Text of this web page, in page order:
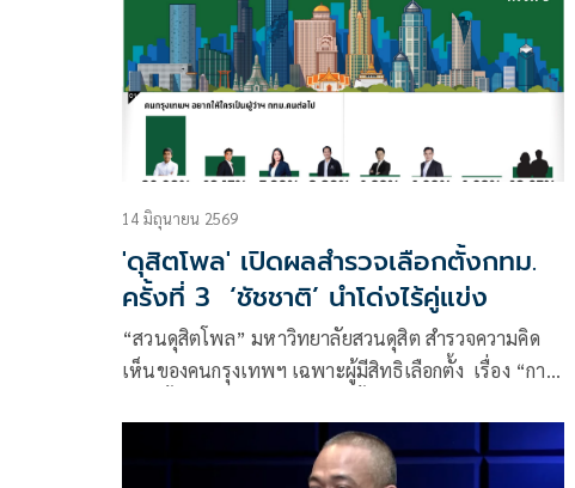
14 มิถุนายน 2569
'ดุสิตโพล' เปิดผลสำรวจเลือกตั้งกทม.
ครั้งที่ 3 ‘ชัชชาติ’ นำโด่งไร้คู่แข่ง
“สวนดุสิตโพล” มหาวิทยาลัยสวนดุสิต สำรวจความคิด
เห็นของคนกรุงเทพฯ เฉพาะผู้มีสิทธิเลือกตั้ง เรื่อง “การ